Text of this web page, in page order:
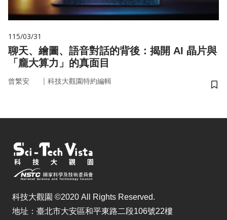
115/03/31
聊天、繪圖、語音對話的背後：揭開 AI 晶片與
「龐大算力」的真面目
曾繁安 ｜ 科技大觀園特約編輯
儲
科技大觀園 ©2020 All Rights Reserved.
地址：臺北市大安區和平東路二段106號22樓